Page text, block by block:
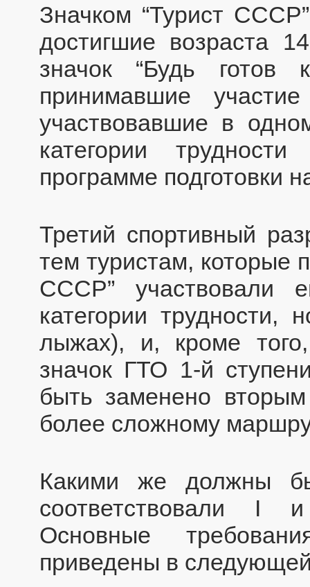
Значком “Турист
достигшие возраста
значок “Будь
принимавшие
участвовавшие в
категории
программе подготовки
Третий спортивный
тем туристам, которые
СССР” участвовали
категории
лыжах), и, кроме
значок ГТО 1-й
быть заменено
более сложному
Какими же должны
соответствовали I
Основные
приведены в